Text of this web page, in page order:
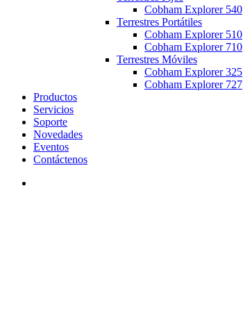
Cobham Explorer 540
Terrestres Portátiles
Cobham Explorer 510
Cobham Explorer 710
Terrestres Móviles
Cobham Explorer 325
Cobham Explorer 727
Productos
Servicios
Soporte
Novedades
Eventos
Contáctenos